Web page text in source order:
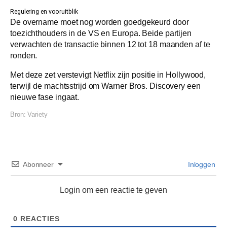
Regulering en vooruitblik
De overname moet nog worden goedgekeurd door
toezichthouders in de VS en Europa. Beide partijen
verwachten de transactie binnen 12 tot 18 maanden af te
ronden.
Met deze zet verstevigt Netflix zijn positie in Hollywood,
terwijl de machtsstrijd om Warner Bros. Discovery een
nieuwe fase ingaat.
Bron:Variety
Abonneer Inloggen
Login om een reactie te geven
0 REACTIES